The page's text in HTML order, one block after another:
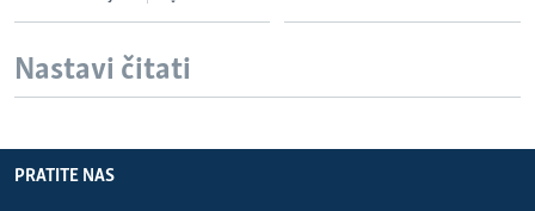
Nastavi čitati
PRATITE NAS